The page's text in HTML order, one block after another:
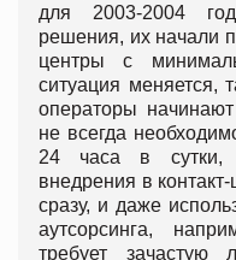
для 2003-2004
решения, их начали
центры с
ситуация меняется,
операторы
не всегда
24 часа в сутки,
внедрения в
сразу, и даже
аутсорсинга,
требует зачастую